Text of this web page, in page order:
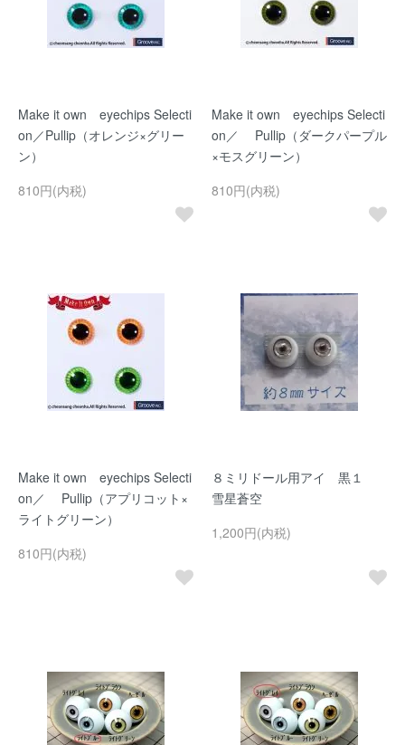
Make it own eyechips Selecti
on／Pullip（オレンジ×グリー
ン）
810円(内税)
Make it own eyechips Selecti
on／ Pullip（ダークパープル
×モスグリーン）
810円(内税)
Make it own eyechips Selecti
on／ Pullip（アプリコット×
ライトグリーン）
810円(内税)
８ミリドール用アイ 黒１
雪星蒼空
1,200円(内税)